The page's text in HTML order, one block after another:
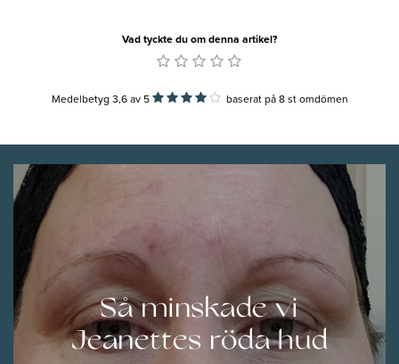
Vad tyckte du om denna artikel?
Medelbetyg 3,6av 5 baserat på 8st omdömen
Så minskade vi
Jeanettes röda hud